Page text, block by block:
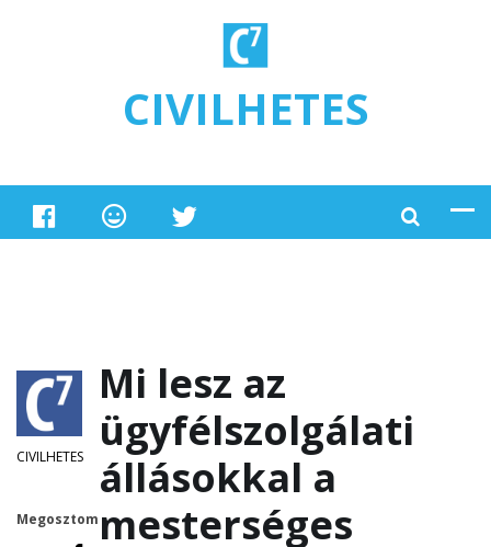
CIVILHETES
CIVILHETES
Megosztom
Mi lesz az
ügyfélszolgálati
állásokkal a
mesterséges